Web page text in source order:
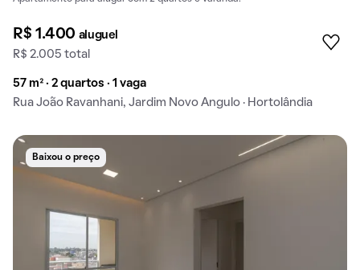
R$ 1.400 aluguel
R$ 2.005 total
57 m² · 2 quartos · 1 vaga
Rua João Ravanhani, Jardim Novo Angulo · Hortolândia
Baixou o preço